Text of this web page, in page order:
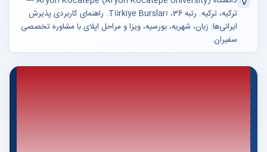
ترکیه، ترکیه. رتبه 36، Türkiye Bursları. راهنمای کاربردی پذیرش
ایرانی‌ها: زبان، شهریه، بورسیه، ویزا و مراحل اپلای با مشاوره تخصصی
سفیران.